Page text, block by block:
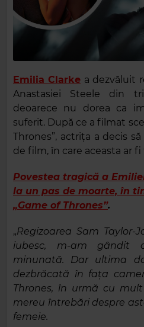
Emilia Clarke a dezvăluit
Anastasiei Steele din
deoarece nu dorea ca
suferit. După ce a filmat
Thrones”, actrița a decis
de film, în care aceasta ar
Povestea tragică a
la un pas de moarte, în
„Game of Thrones”.
„Regizoarea Sam Taylor-
iubesc, m-am gândit
minunată. Dar ultima
dezbrăcată în fața
Thrones, în urmă cu
mereu întrebări despre
femeie.